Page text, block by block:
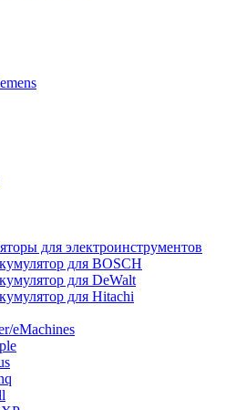
для электроинструментов
для BOSCH
для DeWalt
для Hitachi
eMachines